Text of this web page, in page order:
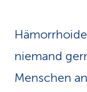
niemand
Menschen